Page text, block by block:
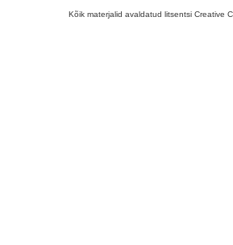
Kõik materjalid avaldatud litsentsi Creative